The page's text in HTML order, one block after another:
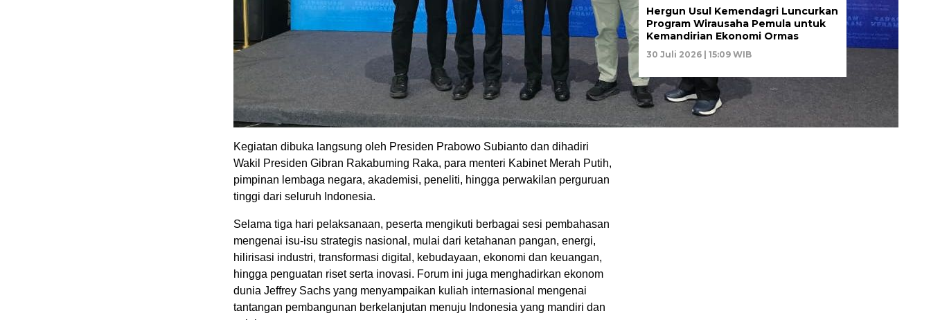
Kegiatan dibuka langsung oleh Presiden Prabowo Subianto dan dihadiri
Wakil Presiden Gibran Rakabuming Raka, para menteri Kabinet Merah Putih,
pimpinan lembaga negara, akademisi, peneliti, hingga perwakilan perguruan
tinggi dari seluruh Indonesia.
Selama tiga hari pelaksanaan, peserta mengikuti berbagai sesi pembahasan
mengenai isu-isu strategis nasional, mulai dari ketahanan pangan, energi,
hilirisasi industri, transformasi digital, kebudayaan, ekonomi dan keuangan,
hingga penguatan riset serta inovasi. Forum ini juga menghadirkan ekonom
dunia Jeffrey Sachs yang menyampaikan kuliah internasional mengenai
tantangan pembangunan berkelanjutan menuju Indonesia yang mandiri dan
Hergun Usul Kemendagri Luncurkan
Program Wirausaha Pemula untuk
Kemandirian Ekonomi Ormas
30 Juli 2026 | 15:09 WIB